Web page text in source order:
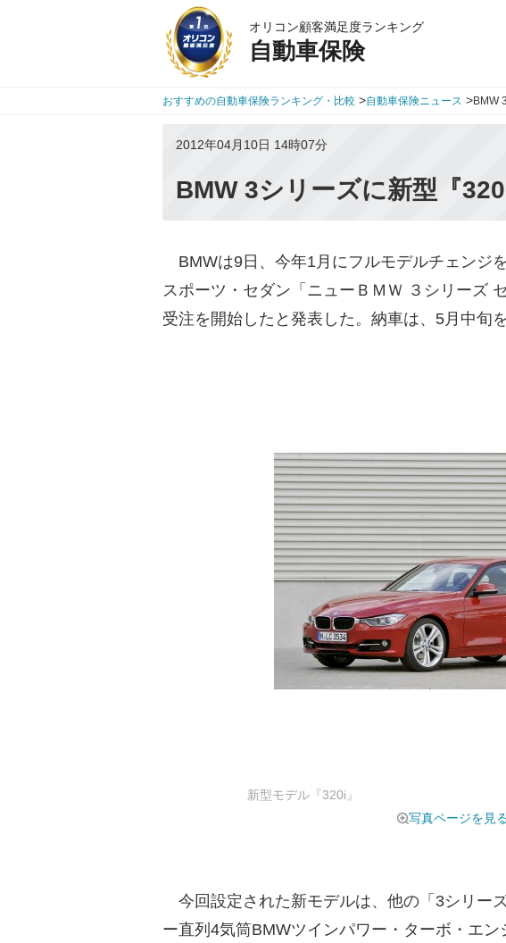
オリコン顧客満足度ランキング
自動車保険
おすすめの自動車保険ランキング・比較 >自動車保険ニュース >BMW
2012年04月10日 14時07分
BMW 3シリーズに新型『
BMWは9日、今年1月にフルモデルチェンジ
スポーツ・セダン「ニューＢＭＷ ３シリーズ
受注を開始したと発表した。納車は、5月中旬を
新型モデル『320i』
写真ページを見
今回設定された新モデルは、他の「3シリー
ー直列4気筒BMWツインパワー・ターボ・エ